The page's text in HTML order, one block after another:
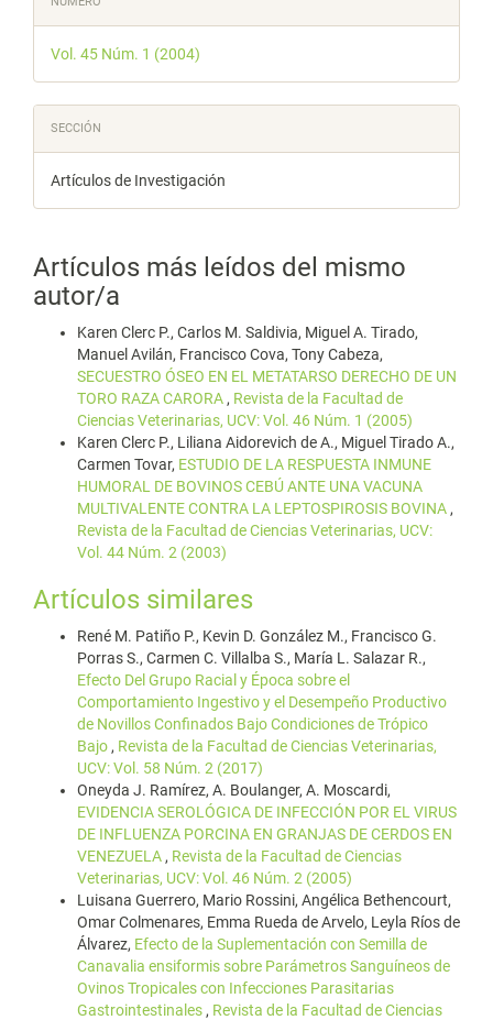
del
artículo
Vol. 45 Núm. 1 (2004)
SECCIÓN
Artículos de Investigación
Artículos más leídos del mismo
autor/a
Karen Clerc P., Carlos M. Saldivia, Miguel A. Tirado,
Manuel Avilán, Francisco Cova, Tony Cabeza,
SECUESTRO ÓSEO EN EL METATARSO DERECHO DE UN
TORO RAZA CARORA , Revista de la Facultad de
Ciencias Veterinarias, UCV: Vol. 46 Núm. 1 (2005)
Karen Clerc P., Liliana Aidorevich de A., Miguel Tirado A.,
Carmen Tovar, ESTUDIO DE LA RESPUESTA INMUNE
HUMORAL DE BOVINOS CEBÚ ANTE UNA VACUNA
MULTIVALENTE CONTRA LA LEPTOSPIROSIS BOVINA ,
Revista de la Facultad de Ciencias Veterinarias, UCV:
Vol. 44 Núm. 2 (2003)
Artículos similares
René M. Patiño P., Kevin D. González M., Francisco G.
Porras S., Carmen C. Villalba S., María L. Salazar R.,
Efecto Del Grupo Racial y Época sobre el
Comportamiento Ingestivo y el Desempeño Productivo
de Novillos Confinados Bajo Condiciones de Trópico
Bajo , Revista de la Facultad de Ciencias Veterinarias,
UCV: Vol. 58 Núm. 2 (2017)
Oneyda J. Ramírez, A. Boulanger, A. Moscardi,
EVIDENCIA SEROLÓGICA DE INFECCIÓN POR EL VIRUS
DE INFLUENZA PORCINA EN GRANJAS DE CERDOS EN
VENEZUELA , Revista de la Facultad de Ciencias
Veterinarias, UCV: Vol. 46 Núm. 2 (2005)
Luisana Guerrero, Mario Rossini, Angélica Bethencourt,
Omar Colmenares, Emma Rueda de Arvelo, Leyla Ríos de
Álvarez, Efecto de la Suplementación con Semilla de
Canavalia ensiformis sobre Parámetros Sanguíneos de
Ovinos Tropicales con Infecciones Parasitarias
Gastrointestinales , Revista de la Facultad de Ciencias